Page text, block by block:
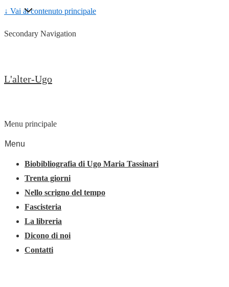
↓ Vai al contenuto principale
Secondary Navigation
L'alter-Ugo
Menu principale
Menu
Biobibliografia di Ugo Maria Tassinari
Trenta giorni
Nello scrigno del tempo
Fascisteria
La libreria
Dicono di noi
Contatti